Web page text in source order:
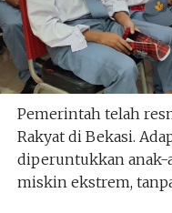
Pemerintah telah
Rakyat di Bekasi.
diperuntukkan
miskin ekstrem,